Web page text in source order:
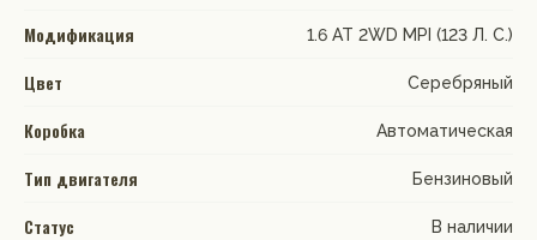
Модификация 1.6 АТ 2WD MPI (123 Л. C.)
Цвет Серебряный
Коробка Автоматическая
Тип двигателя Бензиновый
Статус В наличии